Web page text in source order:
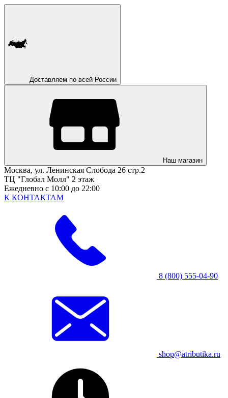
Доставляем по всей России
Наш магазин
Москва, ул. Ленинская Слобода 26 стр.2
ТЦ "Глобал Молл" 2 этаж
Ежедневно с 10:00 до 22:00
К КОНТАКТАМ
8 (800) 555-04-90
shop@atributika.ru